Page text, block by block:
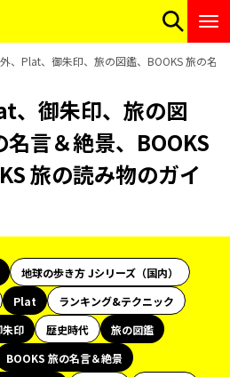
、Plat、御朱印、旅の図鑑、BOOKS 旅の名
、御朱印、旅の図
名言＆絶景、BOOKS
旅の読み物のガイ
地球の歩き方 Jシリーズ（国内）
Plat
ランキング&テクニック
朱印 歴史時代
旅の図鑑
BOOKS 旅の名言＆絶景